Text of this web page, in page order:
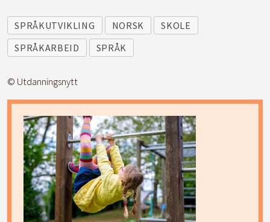
SPRÅKUTVIKLING NORSK
SKOLE
SPRÅKARBEID
SPRÅK
© Utdanningsnytt